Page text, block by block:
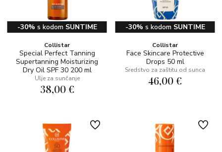
-30% s kodom SUNTIME
Collistar
Special Perfect Tanning
Supertanning Moisturizing
Dry Oil SPF 30 200 ml
Ulje za sunčanje
38,00 €
-30% s kodom SUNTIME
Collistar
Face Skincare Protective
Drops 50 ml
Sredstvo za zaštitu od sunca
46,00 €